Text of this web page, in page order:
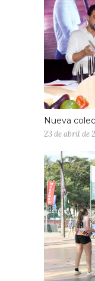
Nueva
23 de abril de